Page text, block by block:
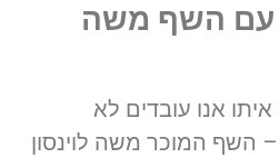
עם השף משה
אנו עובדים לא
השף המוכר משה לוינסון